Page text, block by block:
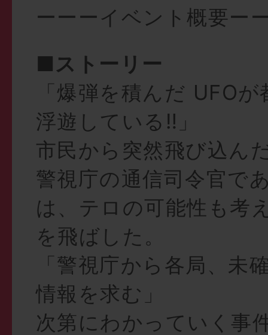
ーーーイベント概要ー
■ストーリー
「爆弾を積んだ UFO
浮遊している‼︎」
市民から突然飛び込ん
警視庁の通信司令官で
は、テロの可能性も考
を飛ばした。
「警視庁から各局、未
情報を求む」
次第にわかっていく事